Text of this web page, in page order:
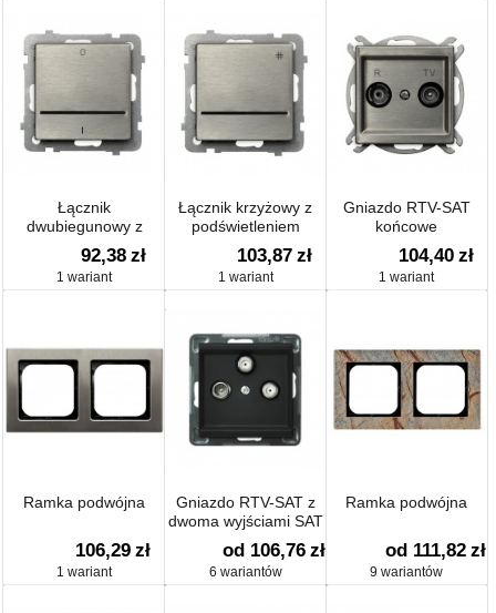
Łącznik
dwubiegunowy z
podświetleniem
92,38 zł
1 wariant
Łącznik krzyżowy z
podświetleniem
103,87 zł
1 wariant
Gniazdo RTV-SAT
końcowe
104,40 zł
1 wariant
Ramka podwójna
106,29 zł
1 wariant
Gniazdo RTV-SAT z
dwoma wyjściami SAT
od 106,76 zł
6 wariantów
Ramka podwójna
od 111,82 zł
9 wariantów